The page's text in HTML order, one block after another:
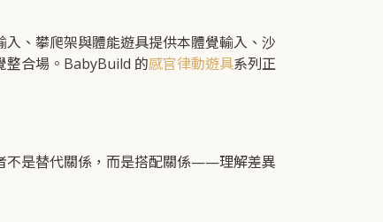
、攀爬架與體能遊具提供本體覺輸入、沙
合場。BabyBuild 的感官律動遊具系列正
不是替代關係，而是搭配關係——理解差異